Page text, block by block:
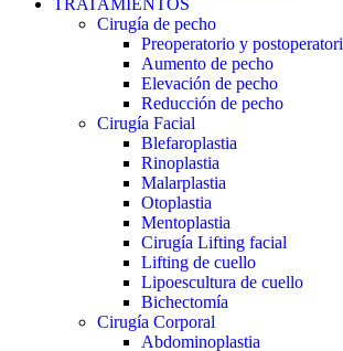
TRATAMIENTOS
Cirugía de pecho
Preoperatorio y
Aumento de pecho
Elevación de pecho
Reducción de pecho
Cirugía Facial
Blefaroplastia
Rinoplastia
Malarplastia
Otoplastia
Mentoplastia
Cirugía Lifting facial
Lifting de cuello
Lipoescultura de cuello
Bichectomía
Cirugía Corporal
Abdominoplastia